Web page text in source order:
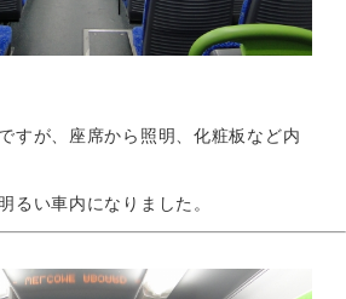
すが、座席から照明、化粧板など内
るい車内になりました。